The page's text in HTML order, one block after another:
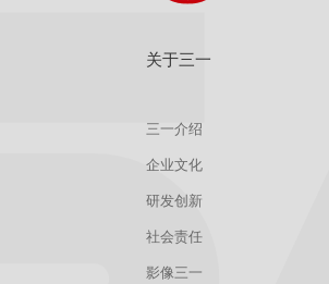
关于三一
三一介绍
企业文化
研发创新
社会责任
影像三一